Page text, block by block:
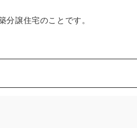
譲住宅のことです。